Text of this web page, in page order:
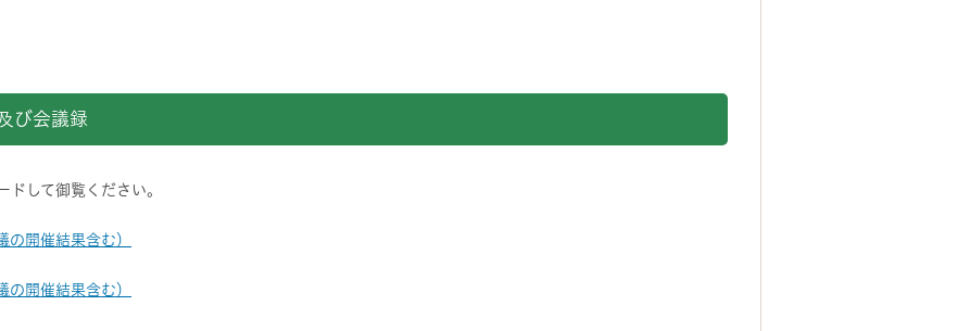
び会議録
して御覧ください。
開催結果含む）
開催結果含む）